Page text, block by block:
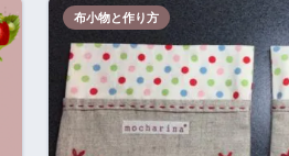
布小物と作り方